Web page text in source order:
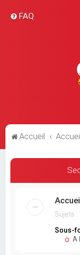
FAQ
Accueil
Sujets :
Sous-
A